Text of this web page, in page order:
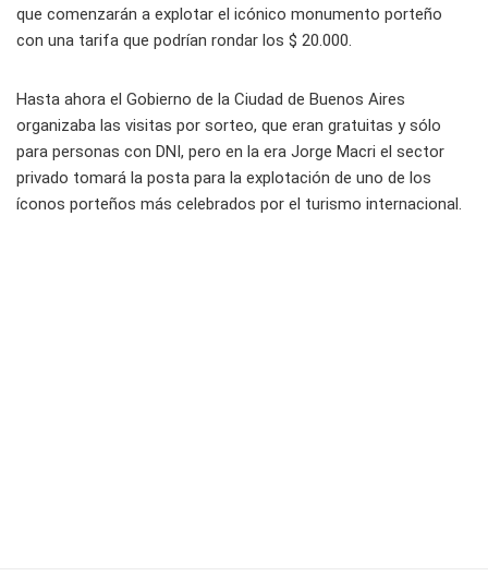
que comenzarán a explotar el icónico monumento porteño
con una tarifa que podrían rondar los $ 20.000.
Hasta ahora el Gobierno de la Ciudad de Buenos Aires
organizaba las visitas por sorteo, que eran gratuitas y sólo
para personas con DNI, pero en la era Jorge Macri el sector
privado tomará la posta para la explotación de uno de los
íconos porteños más celebrados por el turismo internacional.